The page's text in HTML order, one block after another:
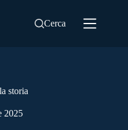
Cerca
storia
2025